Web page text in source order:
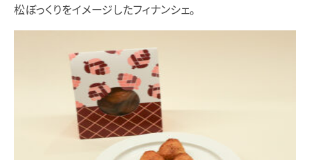
松ぼっくりをイメージしたフィナンシェ。